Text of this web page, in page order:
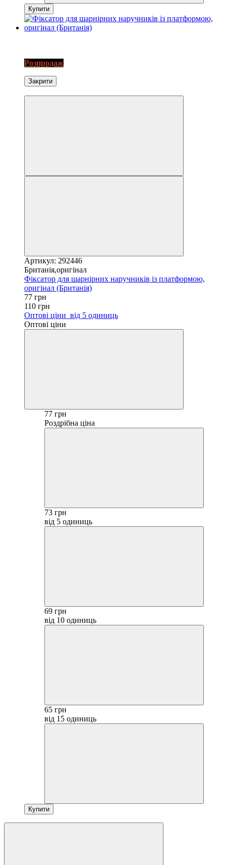
Купити
Розпродаж
Закрити
Артикул: 292446
Британія,оригінал
Фіксатор для шарнірних наручників із платформою,
оригінал (Британія)
77 грн
110 грн
Оптові ціни від 5 одиниць
Оптові ціни
77 грн
Роздрібна ціна
73 грн
від 5 одиниць
69 грн
від 10 одиниць
65 грн
від 15 одиниць
Купити